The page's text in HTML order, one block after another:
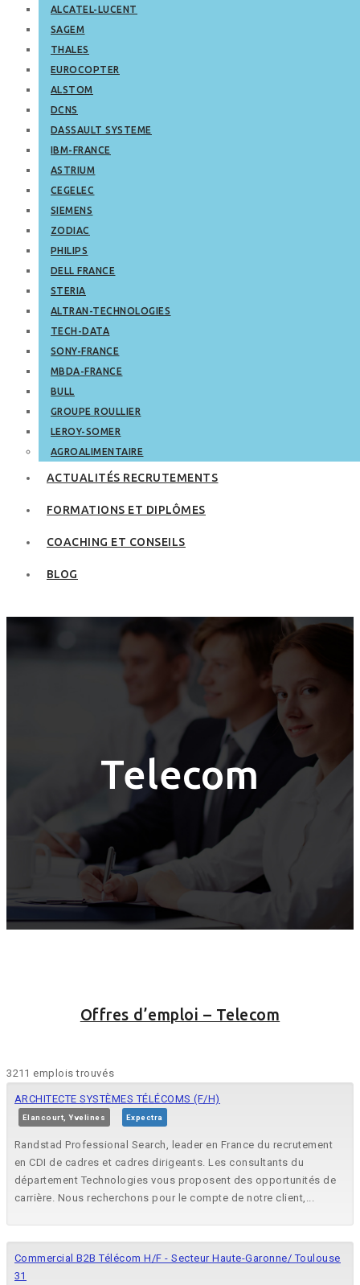
ALCATEL-LUCENT
SAGEM
THALES
EUROCOPTER
ALSTOM
DCNS
DASSAULT SYSTEME
IBM-FRANCE
ASTRIUM
CEGELEC
SIEMENS
ZODIAC
PHILIPS
DELL FRANCE
STERIA
ALTRAN-TECHNOLOGIES
TECH-DATA
SONY-FRANCE
MBDA-FRANCE
BULL
GROUPE ROULLIER
LEROY-SOMER
AGROALIMENTAIRE
ACTUALITÉS RECRUTEMENTS
FORMATIONS ET DIPLÔMES
COACHING ET CONSEILS
BLOG
Telecom
Offres d’emploi – Telecom
3211 emplois trouvés
ARCHITECTE SYSTÈMES TÉLÉCOMS (F/H)
Elancourt, Yvelines Expectra
Randstad Professional Search, leader en France du recrutement
en CDI de cadres et cadres dirigeants. Les consultants du
département Technologies vous proposent des opportunités de
carrière. Nous recherchons pour le compte de notre client,...
Commercial B2B Télécom H/F - Secteur Haute-Garonne/ Toulouse
31